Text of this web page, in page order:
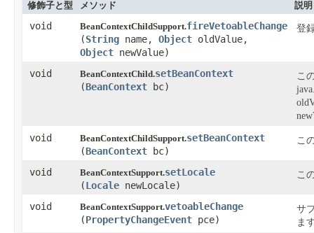
修飾子と型
メソッド 説明
void BeanContextChildSupport.fireVetoableChange
(String name, Object oldValue,
Object newValue)
登
void BeanContextChild.setBeanContext
(BeanContext bc)
こ
void BeanContextChildSupport.setBeanContext
(BeanContext bc)
こ
void BeanContextSupport.setLocale
(Locale newLocale)
こ
void BeanContextSupport.vetoableChange
(PropertyChangeEvent pce)
サ
ま